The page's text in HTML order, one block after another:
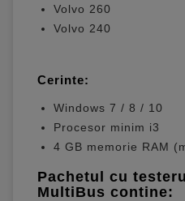
Volvo 260
Volvo 240
Cerinte:
Windows 7 / 8 / 10
Procesor minim i3
4 GB memorie RAM
Pachetul cu
MultiBus contine: